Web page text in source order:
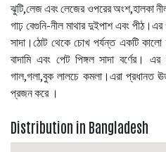
ঝুটি,লেজ এবং লেজের ওপরের অংশ,হালকা
গাঢ় বেগুনি-নীল মাথার দুইপাশ এবং
সাদা।ঠোট থেকে চোখ পর্যন্ত একটি কালো
বাদামি এবং পেট পিঙ্গল সাদা
গাল,গলা,বুক লালচে কমলা।এরা প্রধানত
প্রজন করে ।
Distribution in Bangladesh